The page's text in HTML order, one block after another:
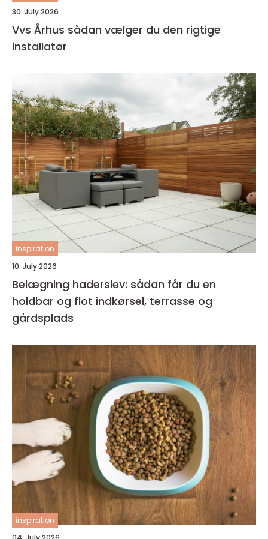
30. July 2026
Vvs Århus sådan vælger du den rigtige
installatør
inspiration
10. July 2026
Belægning haderslev: sådan får du en
holdbar og flot indkørsel, terrasse og
gårdsplads
inspiration